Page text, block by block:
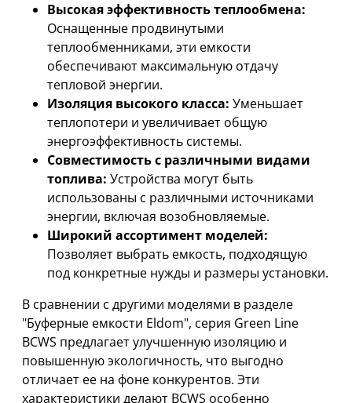
Высокая эффективность теплообмена:
Оснащенные продвинутыми
теплообменниками, эти емкости
обеспечивают максимальную отдачу
тепловой энергии.
Изоляция высокого класса: Уменьшает
теплопотери и увеличивает общую
энергоэффективность системы.
Совместимость с различными видами
топлива: Устройства могут быть
использованы с различными источниками
энергии, включая возобновляемые.
Широкий ассортимент моделей:
Позволяет выбрать емкость, подходящую
под конкретные нужды и размеры установки.
В сравнении с другими моделями в разделе
"Буферные емкости Eldom", серия Green Line
BCWS предлагает улучшенную изоляцию и
повышенную экологичность, что выгодно
отличает ее на фоне конкурентов. Эти
характеристики делают BCWS особенно